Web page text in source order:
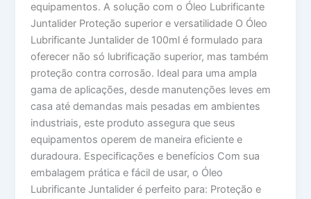
equipamentos. A solução com o Óleo Lubrificante
Juntalider Proteção superior e versatilidade O Óleo
Lubrificante Juntalider de 100ml é formulado para
oferecer não só lubrificação superior, mas também
proteção contra corrosão. Ideal para uma ampla
gama de aplicações, desde manutenções leves em
casa até demandas mais pesadas em ambientes
industriais, este produto assegura que seus
equipamentos operem de maneira eficiente e
duradoura. Especificações e benefícios Com sua
embalagem prática e fácil de usar, o Óleo
Lubrificante Juntalider é perfeito para: Proteção e